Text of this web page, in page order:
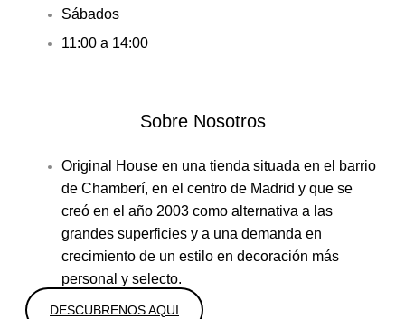
Sábados
11:00 a 14:00
Sobre Nosotros
Original House en una tienda situada en el barrio
de Chamberí, en el centro de Madrid y que se
creó en el año 2003 como alternativa a las
grandes superficies y a una demanda en
crecimiento de un estilo en decoración más
personal y selecto.
DESCUBRENOS AQUI